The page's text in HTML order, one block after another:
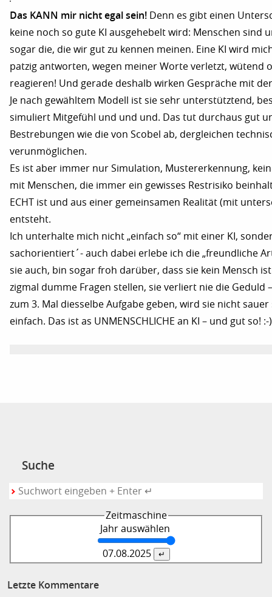
Das KANN mir nicht egal sein! Denn es gibt einen
keine noch so gute KI ausgehebelt wird: Menschen sind
sogar die, die wir gut zu kennen meinen. Eine KI wird
patzig antworten, wegen meiner Worte verletzt, wütend
reagieren! Und gerade deshalb wirken Gespräche mit
Je nach gewähltem Modell ist sie sehr unterstütztend,
simuliert Mitgefühl und und und. Das tut durchaus gut
Bestrebungen wie die von Scobel ab, dergleichen
verunmöglichen.
Es ist aber immer nur Simulation, Mustererkennung,
mit Menschen, die immer ein gewisses Restrisiko
ECHT ist und aus einer gemeinsamen Realität (mit
entsteht.
Ich unterhalte mich nicht „einfach so“ mit einer KI,
sachorientiert´- auch dabei erlebe ich die „freundliche
sie auch, bin sogar froh darüber, dass sie kein Mensch
zigmal dumme Fragen stellen, sie verliert nie die Geduld
zum 3. Mal diesselbe Aufgabe geben, wird sie nicht
einfach. Das ist as UNMENSCHLICHE an KI – und gut so! :-)
Suche
Zeitmaschine
Jahr auswählen
07.08.2025
Letzte Kommentare